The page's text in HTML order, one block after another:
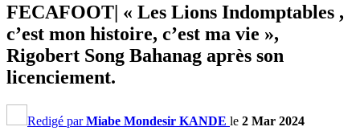
FECAFOOT| « Les Lions Indomptables ,
c’est mon histoire, c’est ma vie »,
Rigobert Song Bahanag après son
licenciement.
Redigé parMiabe Mondesir KANDE le 2 Mar 2024